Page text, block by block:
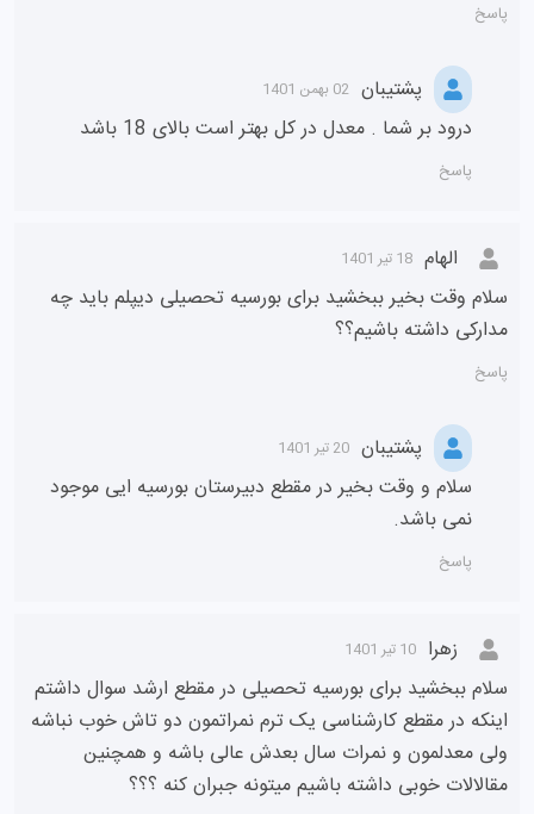
پاسخ
پشتیبان 02 بهمن 1401
درود بر شما . معدل در کل بهتر است بالای 18 باشد
پاسخ
الهام 18 تیر 1401
سلام وقت بخیر ببخشید برای بورسیه تحصیلی دیپلم باید چه
مدارکی داشته باشیم؟؟
پاسخ
پشتیبان 20 تیر 1401
سلام و وقت بخیر در مقطع دبیرستان بورسیه ایی موجود
نمی باشد.
پاسخ
زهرا 10 تیر 1401
سلام ببخشید برای بورسیه تحصیلی در مقطع ارشد سوال داشتم
اینکه در مقطع کارشناسی یک ترم نمراتمون دو تاش خوب نباشه
ولی معدلمون و نمرات سال بعدش عالی باشه و همچنین
مقالالات خوبی داشته باشیم میتونه جبران کنه ؟؟؟